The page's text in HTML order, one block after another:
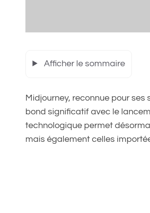
Afficher le sommaire
Midjourney, reconnue pour ses
bond significatif avec le
technologique permet
mais également celles